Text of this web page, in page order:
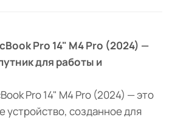
Pro 14" M4 Pro (2024) —
для работы и
Pro 14" M4 Pro (2024) — это
устройство, созданное для